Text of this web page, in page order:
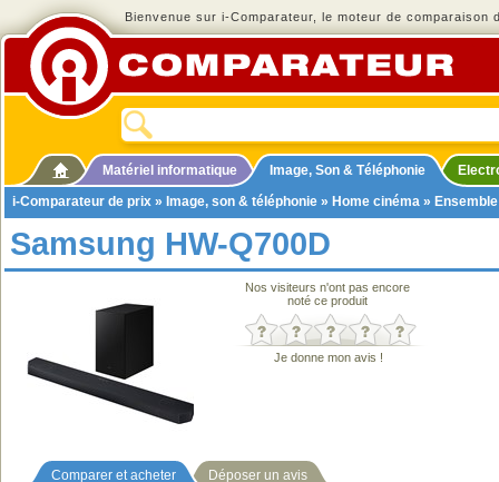
Bienvenue sur i-Comparateur, le moteur de comparaison
Matériel informatique Image, Son & Téléphonie
i-Comparateur de prix » Image, son & téléphonie » Home cinéma »
Samsung HW-Q700D
Nos visiteurs n'ont pas encore
noté ce produit
Je donne mon avis !
Comparer et acheter Déposer un avis